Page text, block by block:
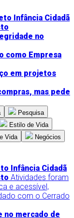
Infância Cidadã
no
como Empresa
em projetos
mas pede
Pesquisa
Estilo de Vida
Vida
Negócios
Infância Cidadã
Atividades foram
e acessível,
com o Cerrado